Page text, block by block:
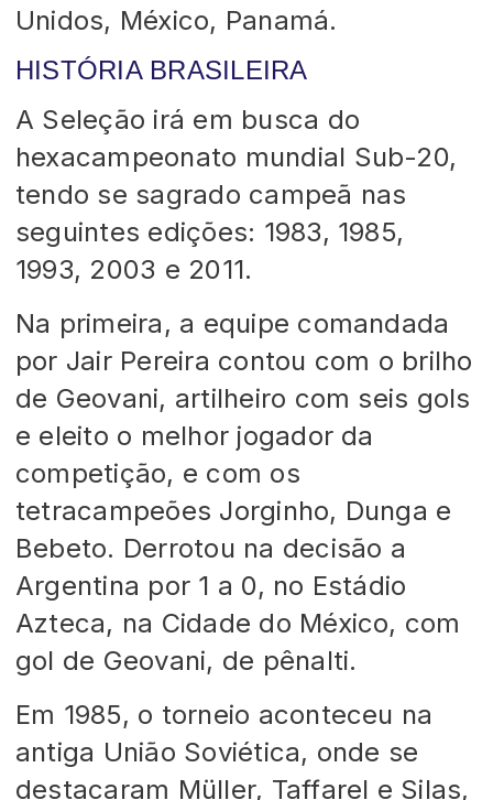
Unidos, México, Panamá.
HISTÓRIA BRASILEIRA
A Seleção irá em busca do
hexacampeonato mundial Sub-20,
tendo se sagrado campeã nas
seguintes edições: 1983, 1985,
1993, 2003 e 2011.
Na primeira, a equipe comandada
por Jair Pereira contou com o brilho
de Geovani, artilheiro com seis gols
e eleito o melhor jogador da
competição, e com os
tetracampeões Jorginho, Dunga e
Bebeto. Derrotou na decisão a
Argentina por 1 a 0, no Estádio
Azteca, na Cidade do México, com
gol de Geovani, de pênalti.
Em 1985, o torneio aconteceu na
antiga União Soviética, onde se
destacaram Müller, Taffarel e Silas,